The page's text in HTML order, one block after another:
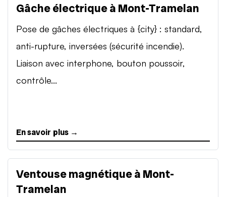
Gâche électrique à Mont-Tramelan
Pose de gâches électriques à {city} : standard,
anti-rupture, inversées (sécurité incendie).
Liaison avec interphone, bouton poussoir,
contrôle...
En savoir plus →
Ventouse magnétique à Mont-
Tramelan